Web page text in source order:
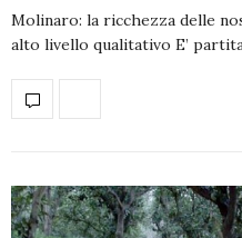
Molinaro: la ricchezza delle
alto livello qualitativo E’